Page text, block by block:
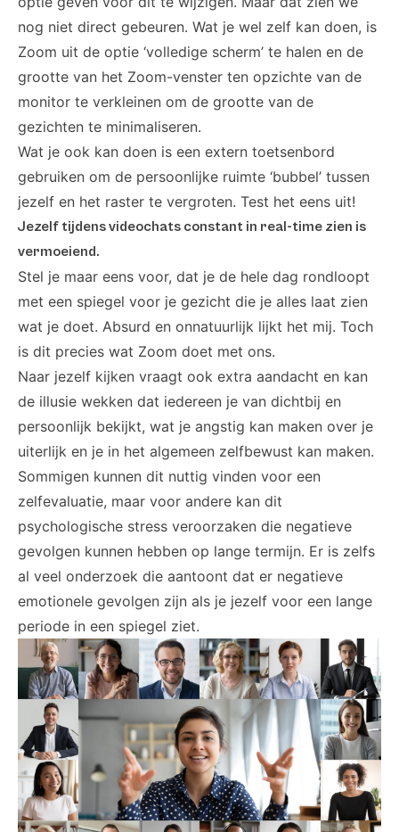
nog niet direct gebeuren. Wat je wel zelf kan doen, is
Zoom uit de optie ‘volledige scherm’ te halen en de
grootte van het Zoom-venster ten opzichte van de
monitor te verkleinen om de grootte van de
gezichten te minimaliseren.
Wat je ook kan doen is een extern toetsenbord
gebruiken om de persoonlijke ruimte ‘bubbel’ tussen
jezelf en het raster te vergroten. Test het eens uit!
Jezelf tijdens videochats constant in real-time zien is
vermoeiend.
Stel je maar eens voor, dat je de hele dag rondloopt
met een spiegel voor je gezicht die je alles laat zien
wat je doet. Absurd en onnatuurlijk lijkt het mij. Toch
is dit precies wat Zoom doet met ons.
Naar jezelf kijken vraagt ook extra aandacht en kan
de illusie wekken dat iedereen je van dichtbij en
persoonlijk bekijkt, wat je angstig kan maken over je
uiterlijk en je in het algemeen zelfbewust kan maken.
Sommigen kunnen dit nuttig vinden voor een
zelfevaluatie, maar voor andere kan dit
psychologische stress veroorzaken die negatieve
gevolgen kunnen hebben op lange termijn. Er is zelfs
al veel onderzoek die aantoont dat er negatieve
emotionele gevolgen zijn als je jezelf voor een lange
periode in een spiegel ziet.